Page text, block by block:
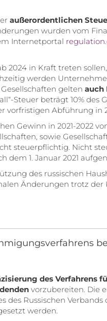
außerordentlichen
wurden vom
Internetportal
2024 in Kraft treten
werden
gelten auch
Steuer beträgt 10% des
vorfristigen Abführung in
Gewinn in 2021-2022
sowie
steuerpflichtig. Nicht
dem 1. Januar 2021
des russischen
Änderungen trotz der
des Verfahrens
vorzubereiten. Die
des Russischen
werden.